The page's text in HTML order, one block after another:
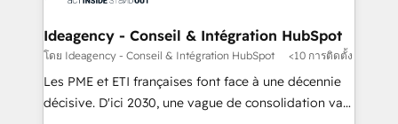
partner and expertise across operational strategy,
business-first process building, system integration,
custom development, and extensibility. When you
work with Aptitude 8, you get a team – not an
Ideagency - Conseil & Intégration HubSpot
โดย Ideagency - Conseil & Intégration HubSpot <10 การติดตั้ง
Les PME et ETI françaises font face à une décennie
décisive. D'ici 2030, une vague de consolidation va